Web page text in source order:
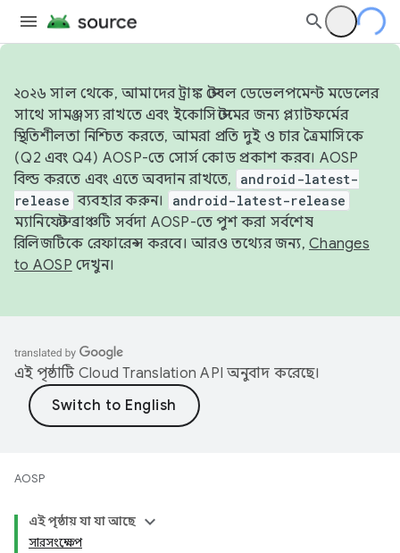
২০২৬ সাল থেকে, আমাদের ট্রাঙ্ক স্টেবল ডেভেলপমেন্ট মডেলের
সাথে সামঞ্জস্য রাখতে এবং ইকোসিস্টেমের জন্য প্ল্যাটফর্মের
স্থিতিশীলতা নিশ্চিত করতে, আমরা প্রতি দুই ও চার ত্রৈমাসিকে
(Q2 এবং Q4) AOSP-তে সোর্স কোড প্রকাশ করব। AOSP
বিল্ড করতে এবং এতে অবদান রাখতে,
android-latest-
release ব্যবহার করুন। android-latest-release
ম্যানিফেস্ট ব্রাঞ্চটি সর্বদা AOSP-তে পুশ করা সর্বশেষ
রিলিজটিকে রেফারেন্স করবে। আরও তথ্যের জন্য, Changes
to AOSP দেখুন।
এই পৃষ্ঠাটি Cloud Translation API অনুবাদ করেছে।
AOSP
এই পৃষ্ঠায় যা যা আছে
সারসংক্ষেপ